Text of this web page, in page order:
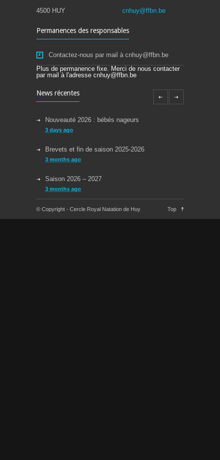
4500 HUY
cnhuy@ffbn.be
Permanences des responsables
Contactez-nous par mail à cnhuy@ffbn.be
Plus de permanence fixe. Merci de nous contacter
par mail à l'adresse cnhuy@ffbn.be
News récentes
Nouveauté 2026 : bébés nageurs
3 days ago
Brevets et fin de saison 2025-2026
3 months ago
Saison 2026 – 2027
3 months ago
Reprise des cours la semaine du 08/09/2025
11 months ago
© Copyright - Cercle Royal Natation de Huy Top